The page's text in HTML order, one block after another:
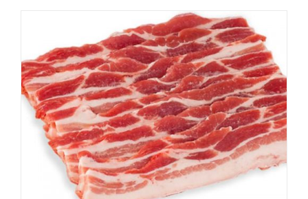
tiene
múltiples
variantes.
Las
opciones
se
pueden
elegir